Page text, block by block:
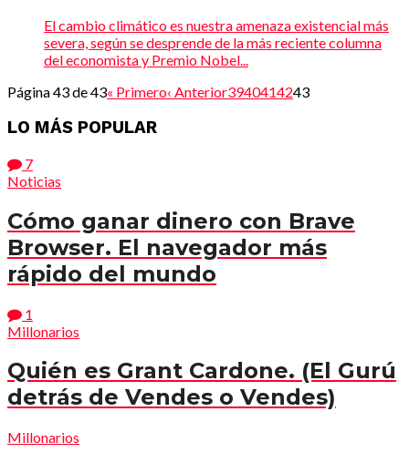
El cambio climático es nuestra amenaza existencial más
severa, según se desprende de la más reciente columna
del economista y Premio Nobel...
Página 43 de 43« Primero‹ Anterior3940414243
LO MÁS POPULAR
7
Noticias
Cómo ganar dinero con Brave
Browser. El navegador más
rápido del mundo
1
Millonarios
Quién es Grant Cardone. (El Gurú
detrás de Vendes o Vendes)
Millonarios